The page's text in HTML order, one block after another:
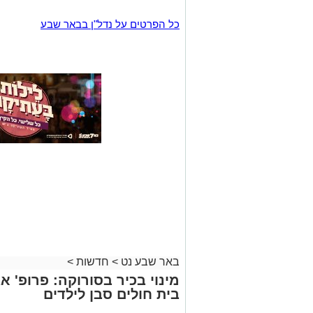
כל הפרטים על נדל"ן בבאר שבע
באר שבע נט > חדשות >
מינוי בכיר בסורוקה:
בית חולים סבן לילדים